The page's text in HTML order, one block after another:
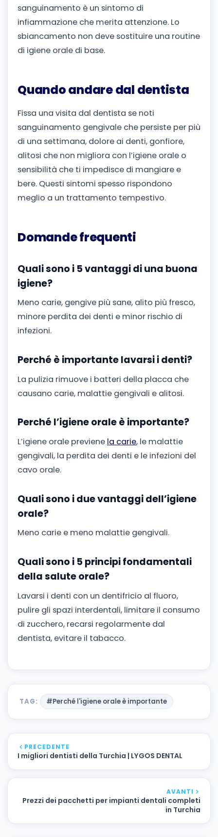
sanguinamento è un sintomo di
infiammazione che merita attenzione. Lo
sbiancamento non deve sostituire una routine
di igiene orale di base.
Quando andare dal dentista
Fissa una visita dal dentista se noti
sanguinamento gengivale che persiste per più
di una settimana, dolore ai denti, gonfiore,
alitosi che non migliora con l’igiene orale o
sensibilità che ti impedisce di mangiare e
bere. Questi sintomi spesso rispondono
meglio a un trattamento tempestivo.
Domande frequenti
Quali sono i 5 vantaggi di una buona
igiene?
Meno carie, gengive più sane, alito più fresco,
minore perdita dei denti e minor rischio di
infezioni.
Perché è importante lavarsi i denti?
La pulizia rimuove i batteri della placca che
causano carie, malattie gengivali e alitosi.
Perché l’igiene orale è importante?
L’igiene orale previene la carie, le malattie
gengivali, la perdita dei denti e le infezioni del
cavo orale.
Quali sono i due vantaggi dell’igiene
orale?
Meno carie e meno malattie gengivali.
Quali sono i 5 principi fondamentali
della salute orale?
Lavarsi i denti con un dentifricio al fluoro,
pulire gli spazi interdentali, limitare il consumo
di zucchero, recarsi regolarmente dal
dentista, evitare il tabacco.
TAG: #Perché l'igiene orale è importante
PRECEDENTE
I migliori dentisti della Turchia | LYGOS DENTAL
AVANTI
Prezzi dei pacchetti per impianti dentali completi
in Turchia